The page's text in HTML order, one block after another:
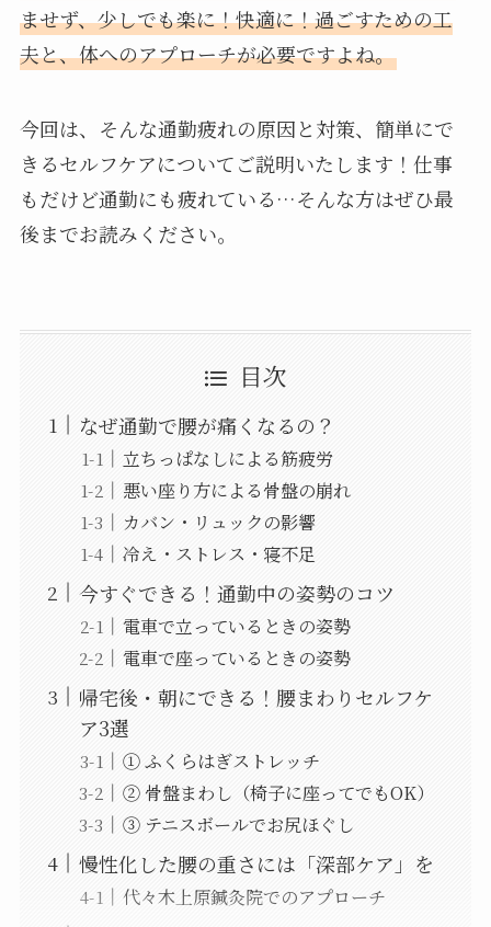
ませず、少しでも楽に！快適に！過ごすための工
夫と、体へのアプローチが必要ですよね。
今回は、そんな通勤疲れの原因と対策、簡単にで
きるセルフケアについてご説明いたします！仕事
もだけど通勤にも疲れている…そんな方はぜひ最
後までお読みください。
目次
なぜ通勤で腰が痛くなるの？
立ちっぱなしによる筋疲労
悪い座り方による骨盤の崩れ
カバン・リュックの影響
冷え・ストレス・寝不足
今すぐできる！通勤中の姿勢のコツ
電車で立っているときの姿勢
電車で座っているときの姿勢
帰宅後・朝にできる！腰まわりセルフケ
ア3選
① ふくらはぎストレッチ
② 骨盤まわし（椅子に座ってでもOK）
③ テニスボールでお尻ほぐし
慢性化した腰の重さには「深部ケア」を
代々木上原鍼灸院でのアプローチ